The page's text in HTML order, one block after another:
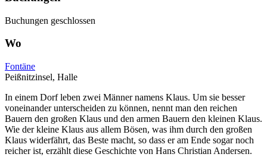
Buchungen geschlossen
Wo
Fontäne
Peißnitzinsel, Halle
In einem Dorf leben zwei Männer namens Klaus. Um sie besser
voneinander unterscheiden zu können, nennt man den reichen
Bauern den großen Klaus und den armen Bauern den kleinen Klaus.
Wie der kleine Klaus aus allem Bösen, was ihm durch den großen
Klaus widerfährt, das Beste macht, so dass er am Ende sogar noch
reicher ist, erzählt diese Geschichte von Hans Christian Andersen.